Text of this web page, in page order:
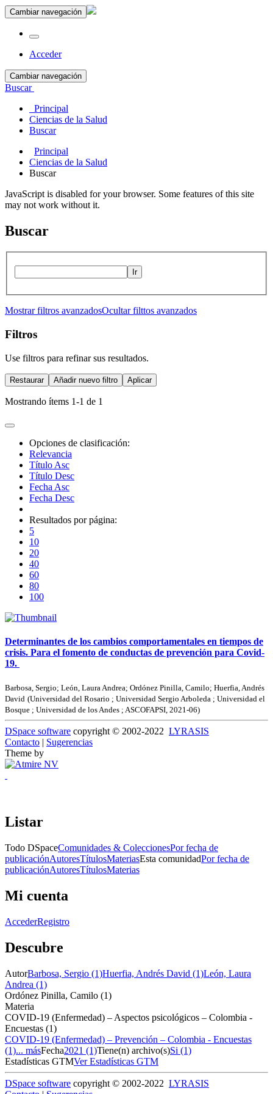
Cambiar navegación
Acceder
Cambiar navegación
Buscar
Principal
Ciencias de la Salud
Buscar
Principal
Ciencias de la Salud
Buscar
JavaScript is disabled for your browser. Some features of this site
may not work without it.
Buscar
Ir
Mostrar filtros avanzadosOcultar filttos avanzados
Filtros
Use filtros para refinar sus resultados.
Restaurar Añadir nuevo filtro Aplicar
Mostrando ítems 1-1 de 1
Opciones de clasificación:
Relevancia
Título Asc
Título Desc
Fecha Asc
Fecha Desc
Resultados por página:
5
10
20
40
60
80
100
Determinantes de los cambios comportamentales en tiempos de
crisis. Para el fomento de conductas de prevención para Covid-
19.
Barbosa, Sergio; León, Laura Andrea; Ordónez Pinilla, Camilo; Huerfia, Andrés
David (Universidad del Rosario ; Universidad Sergio Arboleda ; Universidad el
Bosque ; Universidad de los Andes ; ASCOFAPSI, 2021-06)
DSpace software copyright © 2002-2022 LYRASIS
Contacto | Sugerencias
Theme by
Listar
Todo DSpaceComunidades & ColeccionesPor fecha de
publicaciónAutoresTítulosMateriasEsta comunidadPor fecha de
publicaciónAutoresTítulosMaterias
Mi cuenta
AccederRegistro
Descubre
AutorBarbosa, Sergio (1)Huerfia, Andrés David (1)León, Laura
Andrea (1)
Ordónez Pinilla, Camilo (1)
Materia
COVID-19 (Enfermedad) – Aspectos psicológicos – Colombia -
Encuestas (1)
COVID-19 (Enfermedad) – Prevención – Colombia - Encuestas
(1)... másFecha2021 (1)Tiene(n) archivo(s)Si (1)
Estadísticas GTMVer Estadísticas GTM
DSpace software copyright © 2002-2022 LYRASIS